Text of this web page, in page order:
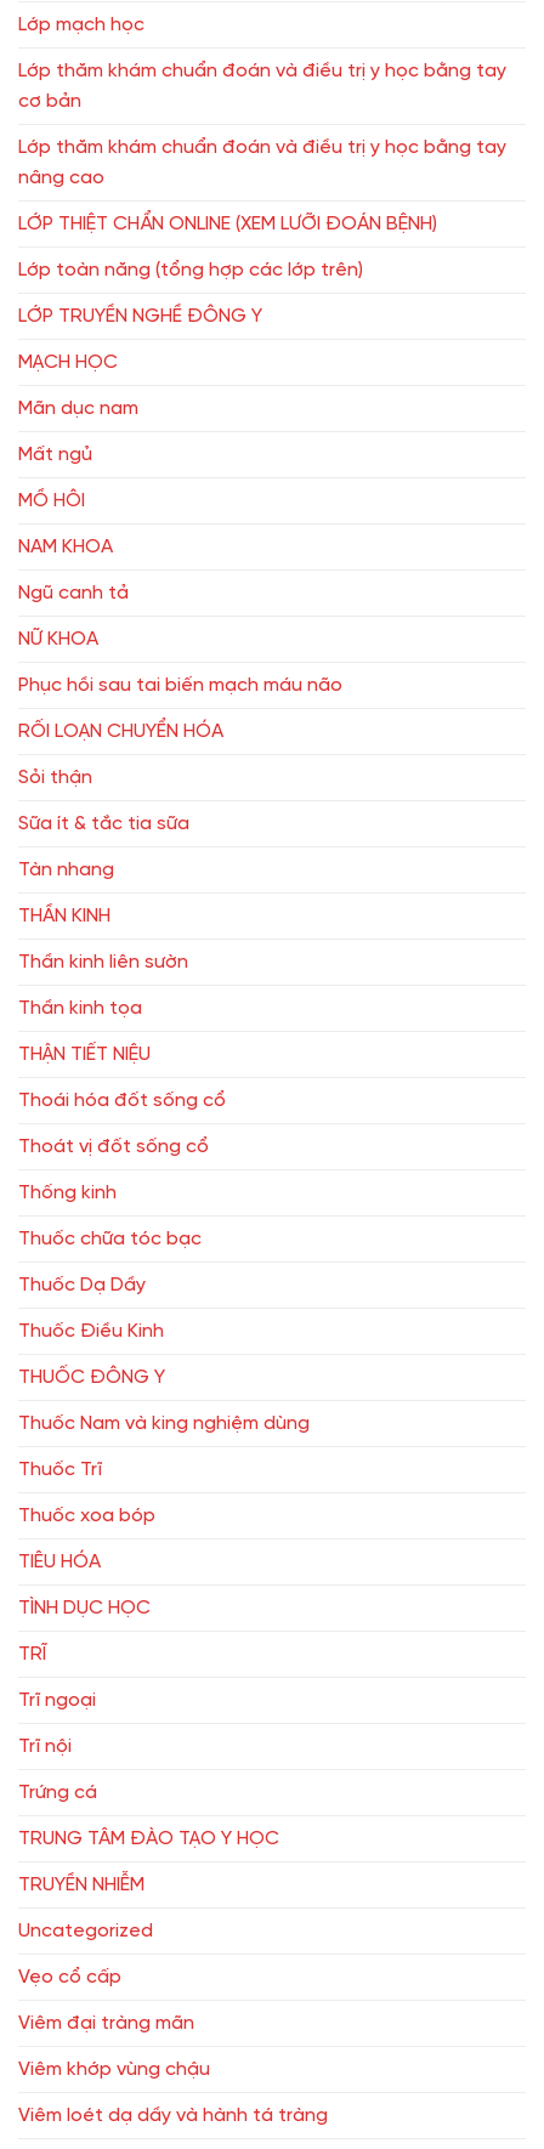
Lớp mạch học
Lớp thăm khám chuẩn đoán và điều trị y học bằng tay
cơ bản
Lớp thăm khám chuẩn đoán và điều trị y học bằng tay
nâng cao
LỚP THIỆT CHẨN ONLINE (XEM LƯỠI ĐOÁN BỆNH)
Lớp toàn năng (tổng hợp các lớp trên)
LỚP TRUYỀN NGHỀ ĐÔNG Y
MẠCH HỌC
Mãn dục nam
Mất ngủ
MỒ HÔI
NAM KHOA
Ngũ canh tả
NỮ KHOA
Phục hồi sau tai biến mạch máu não
RỐI LOẠN CHUYỂN HÓA
Sỏi thận
Sữa ít & tắc tia sữa
Tàn nhang
THẦN KINH
Thần kinh liên sườn
Thần kinh tọa
THẬN TIẾT NIỆU
Thoái hóa đốt sống cổ
Thoát vị đốt sống cổ
Thống kinh
Thuốc chữa tóc bạc
Thuốc Dạ Dầy
Thuốc Điều Kinh
THUỐC ĐÔNG Y
Thuốc Nam và king nghiệm dùng
Thuốc Trĩ
Thuốc xoa bóp
TIÊU HÓA
TÌNH DỤC HỌC
TRĨ
Trĩ ngoại
Trĩ nội
Trứng cá
TRUNG TÂM ĐÀO TẠO Y HỌC
TRUYỀN NHIỄM
Uncategorized
Vẹo cổ cấp
Viêm đại tràng mãn
Viêm khớp vùng chậu
Viêm loét dạ dầy và hành tá tràng